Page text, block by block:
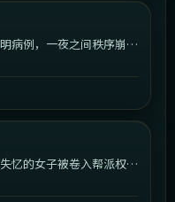
病例，一夜之间秩序崩
忆的女子被卷入帮派权力